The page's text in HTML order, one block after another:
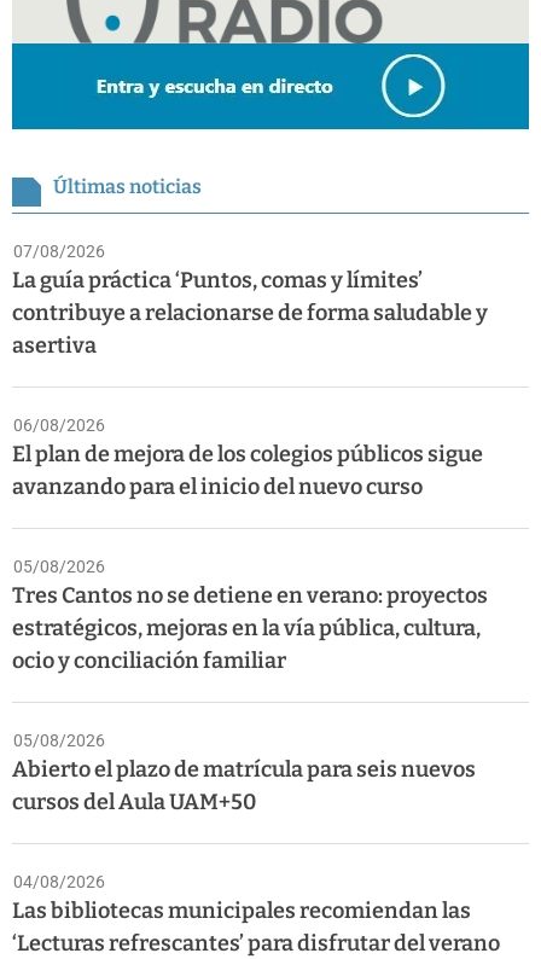
Últimas noticias
07/08/2026
La guía práctica ‘Puntos, comas y límites’
contribuye a relacionarse de forma saludable y
asertiva
06/08/2026
El plan de mejora de los colegios públicos sigue
avanzando para el inicio del nuevo curso
05/08/2026
Tres Cantos no se detiene en verano: proyectos
estratégicos, mejoras en la vía pública, cultura,
ocio y conciliación familiar
05/08/2026
Abierto el plazo de matrícula para seis nuevos
cursos del Aula UAM+50
04/08/2026
Las bibliotecas municipales recomiendan las
‘Lecturas refrescantes’ para disfrutar del verano